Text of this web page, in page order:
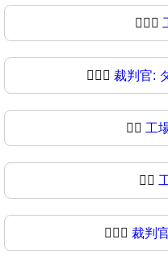
🧑🏿‍⚖️
🧑🏿‍⚖ 裁判官:
👨‍⚖️ 工
👨‍⚖
👨🏻‍⚖️ 裁判